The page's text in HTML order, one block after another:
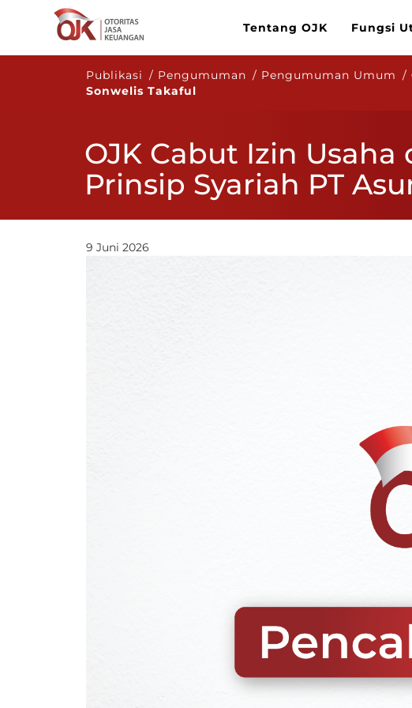
Tentang OJK Fungsi
Publikasi / Pengumuman / Pengumuman Umum /
Sonwelis Takaful
OJK Cabut Izin
Prinsip Syariah PT
9 Juni 2026